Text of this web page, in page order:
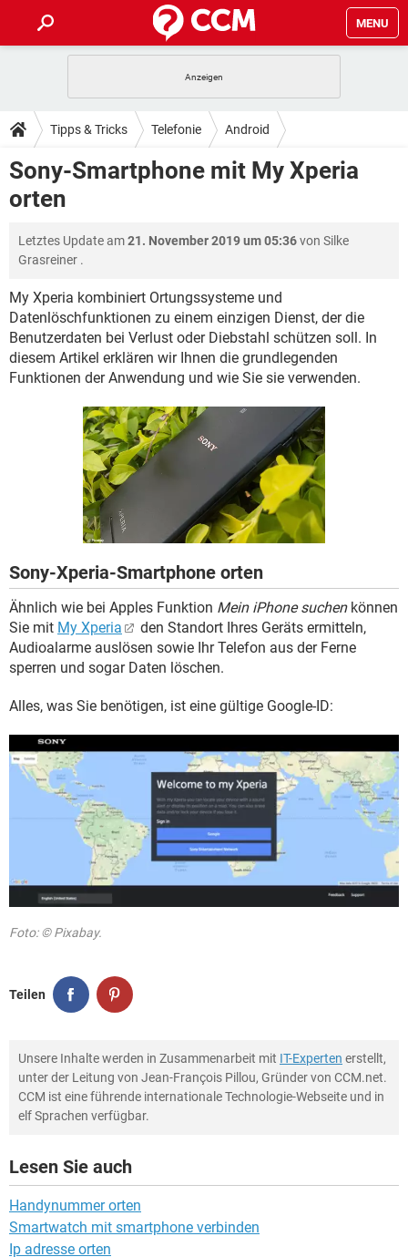
MENU
ANDROID IOS
WINDOWS 10 INSTAGRAM
WHATSAPP
TIPPS & TRICKS
SPIELE STREAMING
ANDROID IOS
WHATSAPP TIKTOK
DOWNLOADS
SPIELE
WINDOWS 10
WHATSAPP TIKTOK
FACEBOOK HARDWARE
FORUM
SPIELE STREAMING
WINDOWS 10 INSTAGRAM
WHATSAPP TIKTOK
HARDWARE
LEXIKON
SPIELE STREAMING
ANDROID IOS
WINDOWS 10 INSTAGRAM
WHATSAPP TIKTOK
HARDWARE
Tipps & Tricks Telefonie Android
Sony-Smartphone mit My Xperia
orten
Letztes Update am21. November 2019 um 05:36von Silke
Grasreiner .
My Xperia kombiniert Ortungssysteme und
Datenlöschfunktionen zu einem einzigen Dienst, der die
Benutzerdaten bei Verlust oder Diebstahl schützen soll. In
diesem Artikel erklären wir Ihnen die grundlegenden
Funktionen der Anwendung und wie Sie sie verwenden.
Sony-Xperia-Smartphone orten
Ähnlich wie bei Apples Funktion Mein iPhone suchenkönnen
Sie mit My Xperia
den Standort Ihres Geräts ermitteln,
Audioalarme auslösen sowie Ihr Telefon aus der Ferne
sperren und sogar Daten löschen.
Alles, was Sie benötigen, ist eine gültige Google-ID:
Foto: © Pixabay.
Teilen
Unsere Inhalte werden in Zusammenarbeit mit IT-Experten erstellt,
unter der Leitung von Jean-François Pillou, Gründer von CCM.net.
CCM ist eine führende internationale Technologie-Webseite und in
elf Sprachen verfügbar.
Lesen Sie auch
Handynummer orten
Smartwatch mit smartphone verbinden
Ip adresse orten